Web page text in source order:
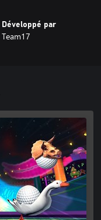
Développé par
Team17